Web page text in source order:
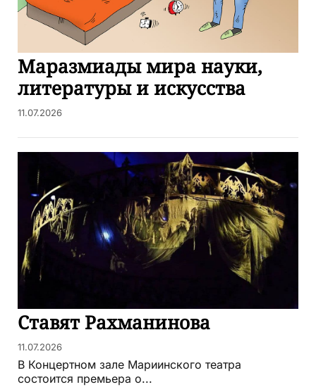
Маразмиады мира науки,
литературы и искусства
11.07.2026
Ставят Рахманинова
11.07.2026
В Концертном зале Мариинского театра
состоится премьера о...